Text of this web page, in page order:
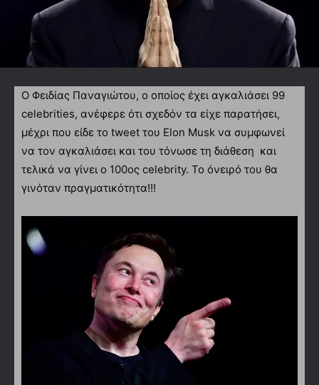
Ο Φειδίας Παναγιώτου, ο οποίος έχει αγκαλιάσει 99
celebrities, ανέφερε ότι σχεδόν τα είχε παρατήσει,
μέχρι που είδε το tweet του Elon Musk να συμφωνεί
να τον αγκαλιάσει και του τόνωσε τη διάθεση και
τελικά να γίνει ο 100ος celebrity. Το όνειρό του θα
γινόταν πραγματικότητα!!!